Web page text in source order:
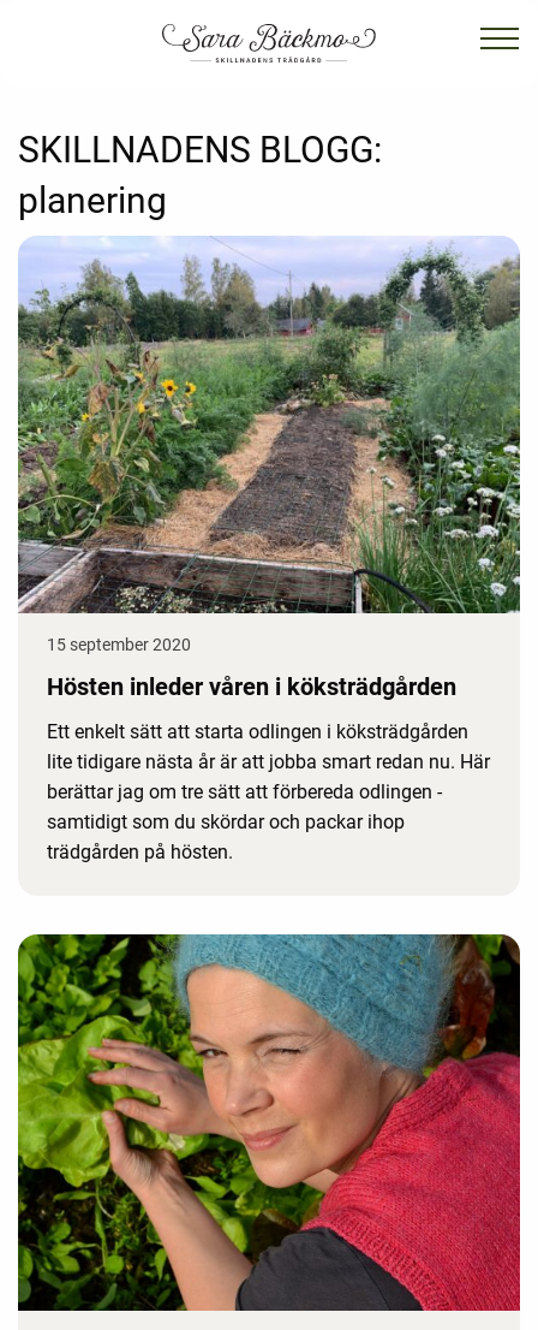
SKILLNADENS BLOGG:
planering
15 september 2020
Hösten inleder våren i köksträdgården
Ett enkelt sätt att starta odlingen i köksträdgården
lite tidigare nästa år är att jobba smart redan nu. Här
berättar jag om tre sätt att förbereda odlingen -
samtidigt som du skördar och packar ihop
trädgården på hösten.